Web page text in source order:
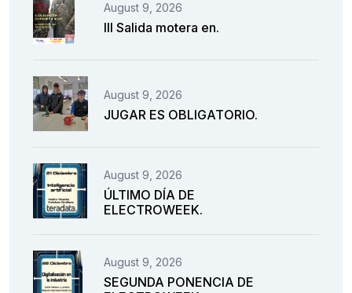
August 9, 2026
III Salida motera en.
August 9, 2026
JUGAR ES OBLIGATORIO.
August 9, 2026
ÚLTIMO DÍA DE
ELECTROWEEK.
August 9, 2026
SEGUNDA PONENCIA DE